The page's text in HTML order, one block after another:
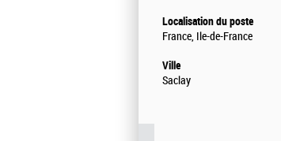
Localisation du poste
France, Ile-de-France
Ville
Saclay